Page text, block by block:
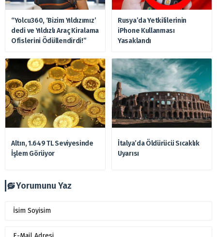
“Yolcu360, ‘Bizim Yıldızımız’
dedi ve Yıldızlı Araç Kiralama
Ofislerini Ödüllendirdi!”
Rusya’da Yetkililerinin
iPhone Kullanması
Yasaklandı
Altın, 1.649 TL Seviyesinde
İşlem Görüyor
İtalya’da Öldürücü Sıcaklık
Uyarısı
Yorumunu Yaz